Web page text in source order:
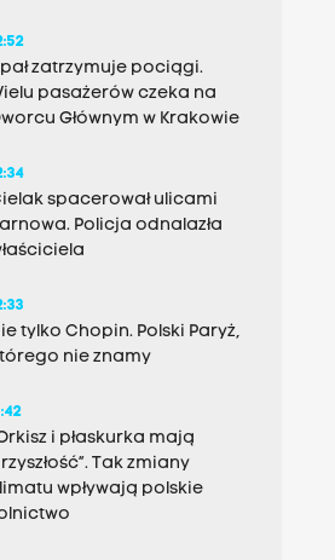
zatrzymuje pociągi.
pasażerów czeka na
Głównym w Krakowie
spacerował ulicami
Policja odnalazła
tylko Chopin. Polski Paryż,
nie znamy
i płaskurka mają
Tak zmiany
wpływają polskie